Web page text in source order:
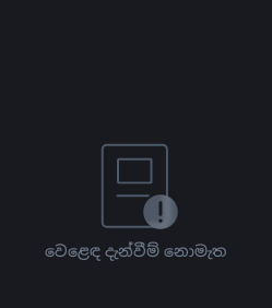
වෙළෙඳ දැන්වීම් නොමැත